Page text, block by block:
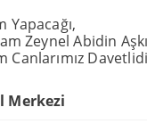
Yapacağı,
Zeynel Abidin
Canlarımız
Merkezi